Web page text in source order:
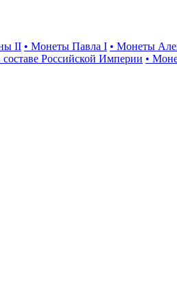
II • Монеты Павла I • Монеты
Российской Империи •